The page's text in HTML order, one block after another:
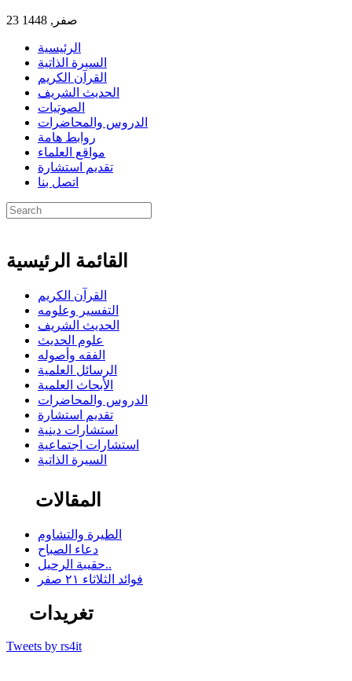
23 صفر, 1448
الرئيسية
السيرة الذاتية
القرآن الكريم
الحديث الشريف
الصوتيات
الدروس والمحاضرات
روابط هامة
مواقع العلماء
تقديم استشارة
اتصل بنا
القائمة الرئيسية
القرآن الكريم
التفسير وعلومه
الحديث الشريف
علوم الحديث
الفقه وأصوله
الرسائل العلمية
الأبحاث العلمية
الدروس والمحاضرات
تقديم استشارة
استشارات دينية
استشارات اجتماعية
السيرة الذاتية
المقالات
الطيرة والتشاوم
دعاء الصباح
حقيبة الرحيل..
فوائد الثلاثاء ٢١ صفر
تغريدات
Tweets by rs4it